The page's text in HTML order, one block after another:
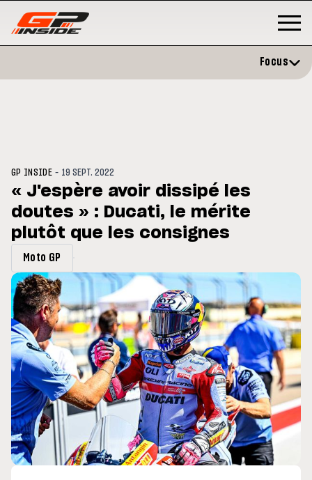
évite l'opération et vise un
en septembre
MOTOGP / MOTO GP
Doublé Trackhouse en Sprint
Focus
GP INSIDE - 19 SEPT. 2022
« J'espère avoir dissipé les
doutes » : Ducati, le mérite
plutôt que les consignes
Moto GP